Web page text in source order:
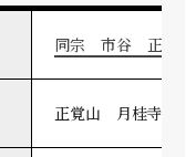
同宗 市谷 正覚山
正覚山 月桂寺